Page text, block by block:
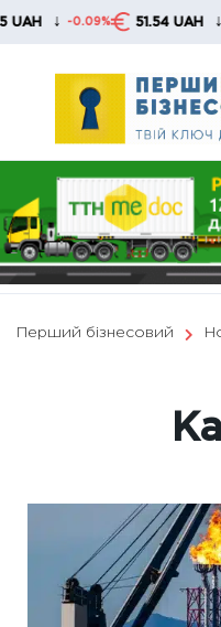
Skip
51.54 UAH ↓ -0.2%
Перший бізнесовий